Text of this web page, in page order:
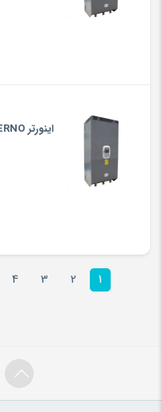
اینورتر SANTERNO مدل SINUS PENTA 0067 4T
1
2
3
4